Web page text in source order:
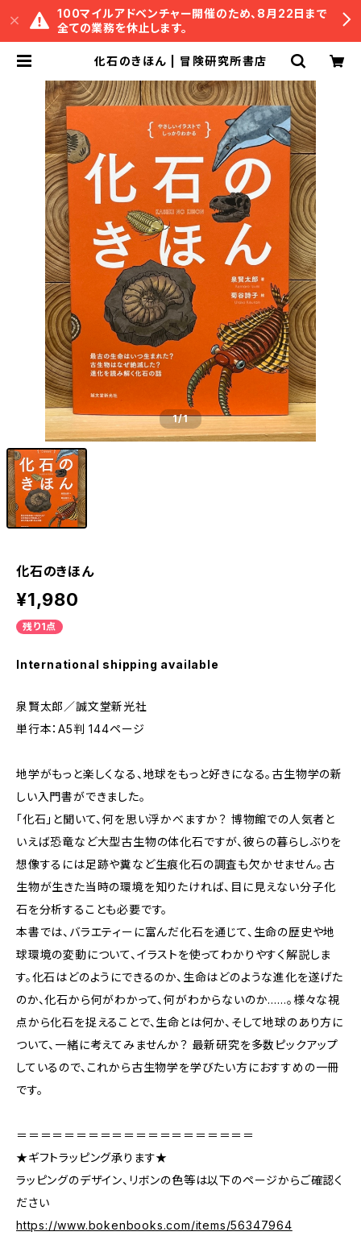
100マイルアドベンチャー開催のため、8月22日まで
全ての業務を休止します。
化石のきほん | 冒険研究所書店
1/1
化石のきほん
¥1,980
残り1点
International shipping available
泉賢太郎／誠文堂新光社
単行本：A5判 144ページ
地学がもっと楽しくなる、地球をもっと好きになる。古生物学の新
しい入門書ができました。
「化石」と聞いて、何を思い浮かべますか？ 博物館での人気者と
いえば恐竜など大型古生物の体化石ですが、彼らの暮らしぶりを
想像するには足跡や糞など生痕化石の調査も欠かせません。古
生物が生きた当時の環境を知りたければ、目に見えない分子化
石を分析することも必要です。
本書では、バラエティーに富んだ化石を通じて、生命の歴史や地
球環境の変動について、イラストを使ってわかりやすく解説しま
す。化石はどのようにできるのか、生命はどのような進化を遂げた
のか、化石から何がわかって、何がわからないのか……。様々な視
点から化石を捉えることで、生命とは何か、そして地球のあり方に
ついて、一緒に考えてみませんか？ 最新研究を多数ピックアップ
しているので、これから古生物学を学びたい方におすすめの一冊
です。
＝＝＝＝＝＝＝＝＝＝＝＝＝＝＝＝＝＝＝＝
★ギフトラッピング承ります★
ラッピングのデザイン、リボンの色等は以下のページからご確認く
ださい
https://www.bokenbooks.com/items/56347964